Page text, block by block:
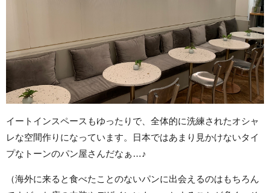
イートインスペースもゆったりで、全体的に洗練されたオシャ
レな空間作りになっています。日本ではあまり見かけないタイ
プなトーンのパン屋さんだなぁ…♪
（海外に来ると食べたことのないパンに出会えるのはもちろん